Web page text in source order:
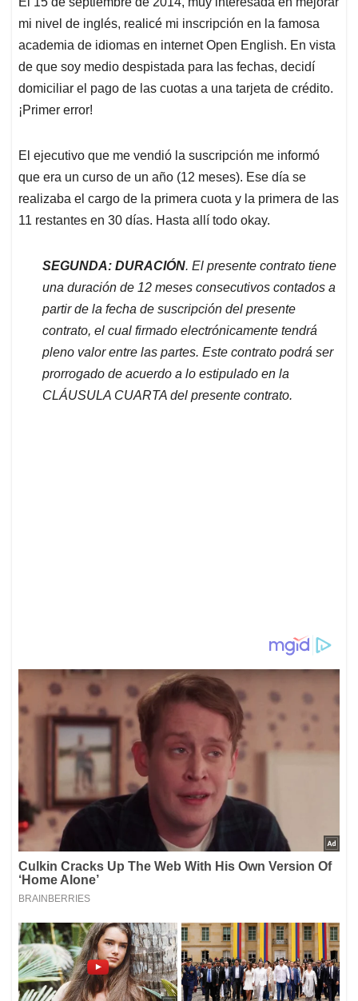
s
A
p
p
b
o
o
k
e
d
I
n
l
a
d
s
mi nivel de inglés, realicé mi inscripción en la famosa
academia de idiomas en internet Open English. En vista
de que soy medio despistada para las fechas, decidí
domiciliar el pago de las cuotas a una tarjeta de crédito.
¡Primer error!
El ejecutivo que me vendió la suscripción me informó
que era un curso de un año (12 meses). Ese día se
realizaba el cargo de la primera cuota y la primera de las
11 restantes en 30 días. Hasta allí todo okay.
SEGUNDA: DURACIÓN. El presente contrato tiene
una duración de 12 meses consecutivos contados a
partir de la fecha de suscripción del presente
contrato, el cual firmado electrónicamente tendrá
pleno valor entre las partes. Este contrato podrá ser
prorrogado de acuerdo a lo estipulado en la
CLÁUSULA CUARTA del presente contrato.